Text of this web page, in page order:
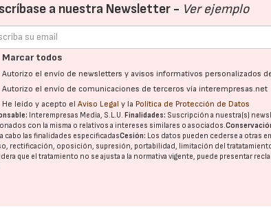
a nuestra Newsletter - Ver ejemplo
Marcar todos
Autorizo el envío de newsletters y avisos informativos personalizados
Autorizo el envío de comunicaciones de terceros vía interempresas.net
He leído y acepto elAviso Legal y la Política de Protección de Datos
Interempresas Media, S.L.U.Finalidades: Suscripción a nuestra(s)
con la misma o relativos a intereses similares o asociados.
cabo las finalidades especificadasCesión: Los datos pueden cederse a otras
rectificación, oposición, supresión, portabilidad, limitación del
que el tratamiento no se ajusta a la normativa vigente, puede presentar